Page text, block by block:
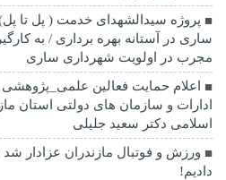
ساری در آستانه بهره برداری / به
مجرب در اولویت شهرداری ساری
اعلام حمایت فعالین
ادارات و سازمان های دولتی استان
اسلامی دکتر سعید جلیلی
ورزش و فوتبال مازندران عزادار
دادیم!